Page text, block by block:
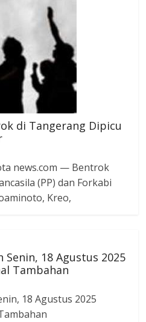
di Tangerang Dipicu
news.com — Bentrok
(PP) dan Forkabi
Kreo,
18 Agustus 2025
Tambahan
18 Agustus 2025